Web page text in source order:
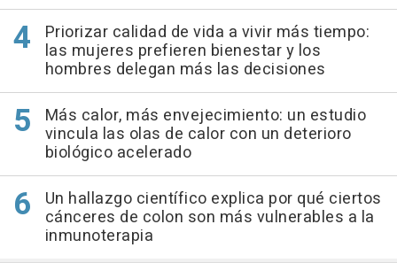
Priorizar calidad de vida a vivir más tiempo:
las mujeres prefieren bienestar y los
hombres delegan más las decisiones
Más calor, más envejecimiento: un estudio
vincula las olas de calor con un deterioro
biológico acelerado
Un hallazgo científico explica por qué ciertos
cánceres de colon son más vulnerables a la
inmunoterapia